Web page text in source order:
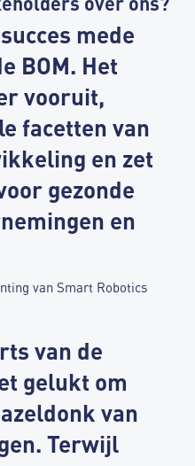
mede
BOM. Het
vooruit,
facetten van
en zet
gezonde
en
van Smart Robotics
van de
gelukt om
van
Terwijl